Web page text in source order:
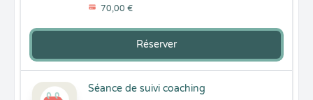
70,00 €
Réserver
Séance de suivi coaching